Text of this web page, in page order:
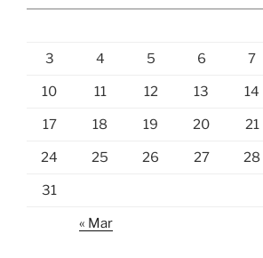
3 4 5 6 7
10 11 12 13 14
17 18 19 20 21
24 25 26 27 28
31
« Mar